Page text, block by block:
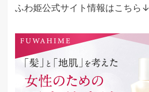
ふわ姫公式サイト情報はこちら↓